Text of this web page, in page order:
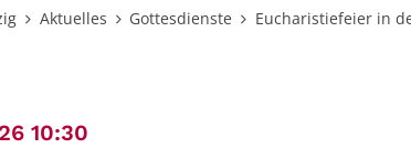
Aktuelles Gottesdienste Eucharistiefeier in
10:30